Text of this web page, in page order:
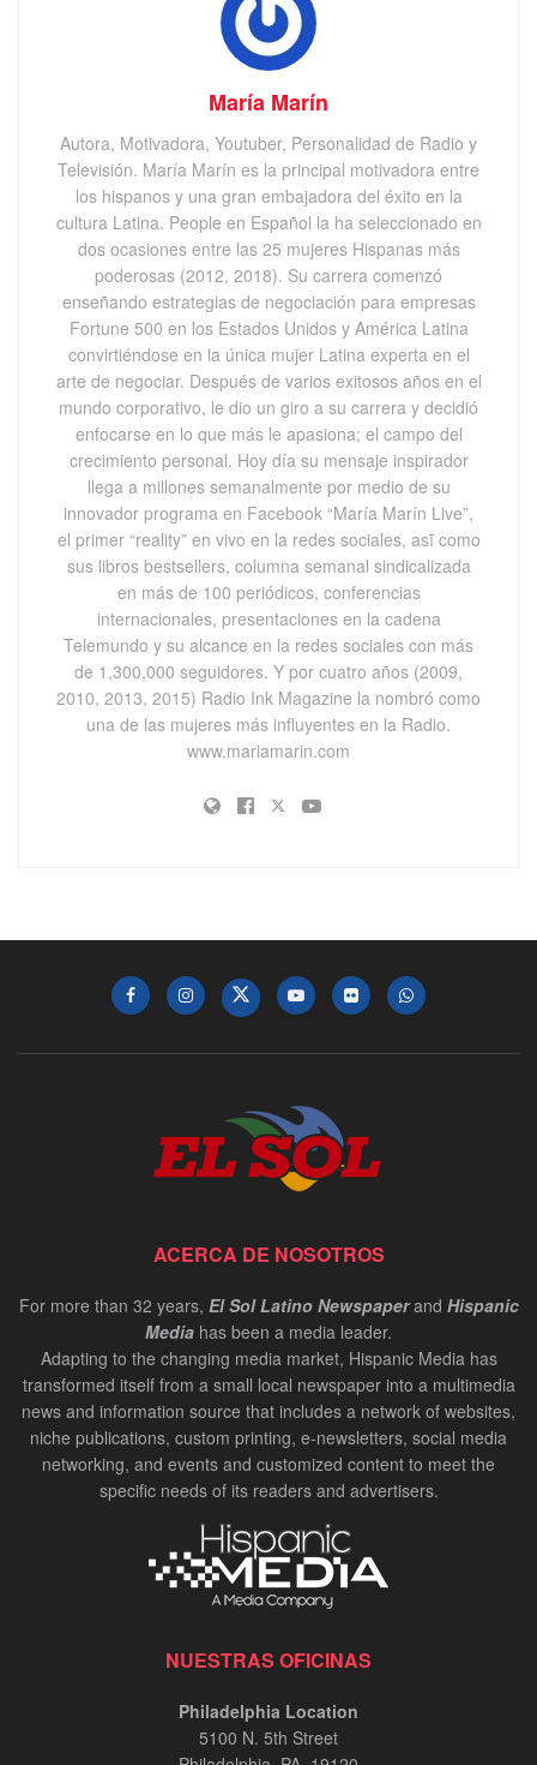
María Marín
Autora, Motivadora, Youtuber, Personalidad de Radio y
Televisión. María Marín es la principal motivadora entre
los hispanos y una gran embajadora del éxito en la
cultura Latina. People en Español la ha seleccionado en
dos ocasiones entre las 25 mujeres Hispanas más
poderosas (2012, 2018). Su carrera comenzó
enseñando estrategias de negociación para empresas
Fortune 500 en los Estados Unidos y América Latina
convirtiéndose en la única mujer Latina experta en el
arte de negociar. Después de varios exitosos años en el
mundo corporativo, le dio un giro a su carrera y decidió
enfocarse en lo que más le apasiona; el campo del
crecimiento personal. Hoy día su mensaje inspirador
llega a millones semanalmente por medio de su
innovador programa en Facebook “María Marín Live”,
el primer “reality” en vivo en la redes sociales, asī como
sus libros bestsellers, columna semanal sindicalizada
en más de 100 periódicos, conferencias
internacionales, presentaciones en la cadena
Telemundo y su alcance en la redes sociales con más
de 1,300,000 seguidores. Y por cuatro años (2009,
2010, 2013, 2015) Radio Ink Magazine la nombró como
una de las mujeres más influyentes en la Radio.
www.mariamarin.com
ACERCA DE NOSOTROS
For more than 32 years, El Sol Latino Newspaperand Hispanic
Media has been a media leader.
Adapting to the changing media market, Hispanic Media has
transformed itself from a small local newspaper into a multimedia
news and information source that includes a network of websites,
niche publications, custom printing, e-newsletters, social media
networking, and events and customized content to meet the
specific needs of its readers and advertisers.
NUESTRAS OFICINAS
Philadelphia Location
5100 N. 5th Street